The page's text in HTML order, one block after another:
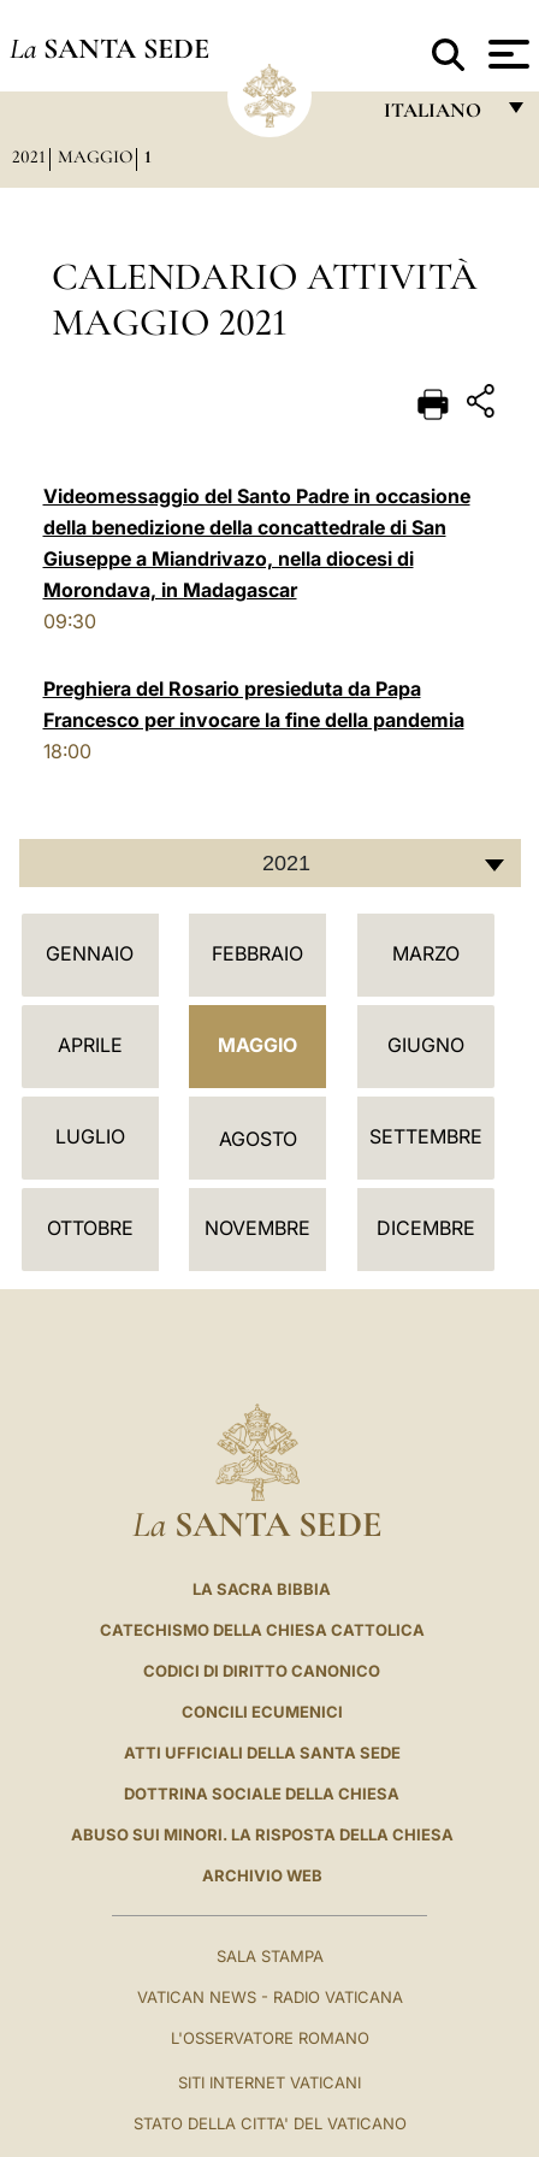
La SANTA SEDE
ITALIANO
DEUTSCH
中文
2021 MAGGIO 1
CALENDARIO ATTIVITÀ
MAGGIO 2021
Videomessaggio del Santo Padre in occasione
della benedizione della concattedrale di San
Giuseppe a Miandrivazo, nella diocesi di
Morondava, in Madagascar
09:30
Preghiera del Rosario presieduta da Papa
Francesco per invocare la fine della pandemia
18:00
2021
C
L
D
R
GENNAIO FEBBRAIO MARZO
APRILE MAGGIO GIUGNO
LUGLIO AGOSTO SETTEMBRE
OTTOBRE NOVEMBRE DICEMBRE
La SANTA SEDE
LA SACRA BIBBIA
CATECHISMO DELLA CHIESA CATTOLICA
CODICI DI DIRITTO CANONICO
CONCILI ECUMENICI
ATTI UFFICIALI DELLA SANTA SEDE
DOTTRINA SOCIALE DELLA CHIESA
ABUSO SUI MINORI. LA RISPOSTA DELLA CHIESA
ARCHIVIO WEB
SALA STAMPA
VATICAN NEWS - RADIO VATICANA
L'OSSERVATORE ROMANO
SITI INTERNET VATICANI
STATO DELLA CITTA' DEL VATICANO